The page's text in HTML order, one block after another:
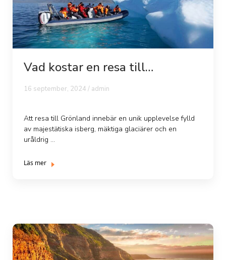
Vad kostar en resa till
Grönland?
16 september, 2024 / admin
Att resa till Grönland innebär en unik upplevelse fylld
av majestätiska isberg, mäktiga glaciärer och en
uråldrig ...
Läs mer